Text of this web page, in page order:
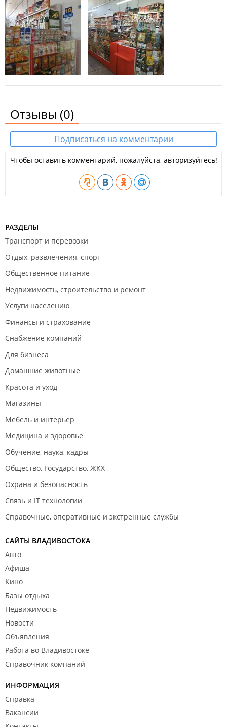
Отзывы (0)
Подписаться на комментарии
Чтобы оставить комментарий, пожалуйста, авторизуйтесь!
РАЗДЕЛЫ
Транспорт и перевозки
Отдых, развлечения, спорт
Общественное питание
Недвижимость, строительство и ремонт
Услуги населению
Финансы и страхование
Снабжение компаний
Для бизнеса
Домашние животные
Красота и уход
Магазины
Мебель и интерьер
Медицина и здоровье
Обучение, наука, кадры
Общество, Государство, ЖКХ
Охрана и безопасность
Связь и IT технологии
Справочные, оперативные и экстренные службы
САЙТЫ ВЛАДИВОСТОКА
Авто
Афиша
Кино
Базы отдыха
Недвижимость
Новости
Объявления
Работа во Владивостоке
Справочник компаний
ИНФОРМАЦИЯ
Справка
Вакансии